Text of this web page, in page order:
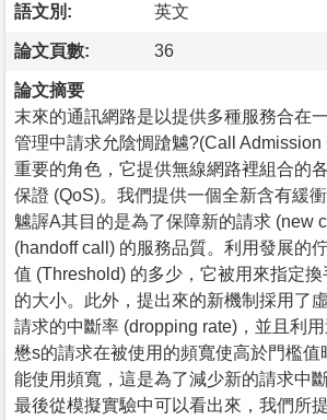
語文別: 英文
論文頁數: 36
論文摘要
末來的通訊網路是以提供多種服務合在
管理中請求允陰惆蹌魖?(Call Admission
重要的角色，它提供無線網路裡組合的
保證 (QoS)。我們提供一個全新含有緩
魖謘A其目的是為了保障新的請求 (new
(handoff call) 的服務品質。利用發展的
值 (Threshold) 的多少，它被用來指定
的大小。此外，提出來的新機制採用了
請求的中斷率 (dropping rate)，並且利用
懋s的請求在被使用的頻寬使高於門檻值
能使用頻寬，這是為了減少新的請求中
最後從模擬實驗中可以看出來，我們所